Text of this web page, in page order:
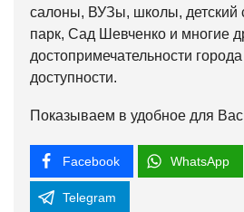
салоны, ВУЗы, школы, детский
парк, Сад Шевченко и многие
достопримечательности
доступности.
Показываем в удобное для
Facebook WhatsApp
Telegram